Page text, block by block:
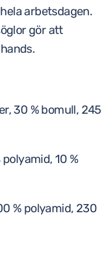
arbetsdagen.
gör att
30 % bomull, 245
10 %
% polyamid, 230